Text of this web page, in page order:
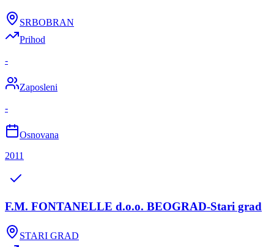
SRBOBRAN
Prihod
-
Zaposleni
-
Osnovana
2011
F.M. FONTANELLE d.o.o. BEOGRAD-Stari grad
STARI GRAD